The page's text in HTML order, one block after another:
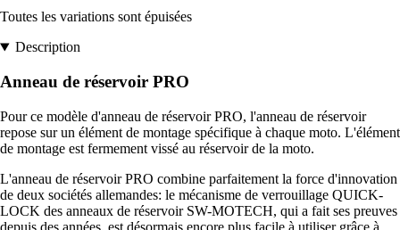
Toutes les variations sont épuisées
Description
Anneau de réservoir PRO
Pour ce modèle d'anneau de réservoir PRO, l'anneau de réservoir
repose sur un élément de montage spécifique à chaque moto. L'élément
de montage est fermement vissé au réservoir de la moto.
L'anneau de réservoir PRO combine parfaitement la force d'innovation
de deux sociétés allemandes: le mécanisme de verrouillage QUICK-
LOCK des anneaux de réservoir SW-MOTECH, qui a fait ses preuves
depuis des années, est désormais encore plus facile à utiliser grâce à